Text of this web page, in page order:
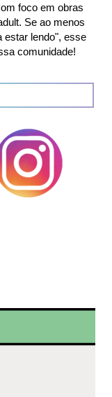
foco em obras
Se ao menos
estar lendo", esse
comunidade!